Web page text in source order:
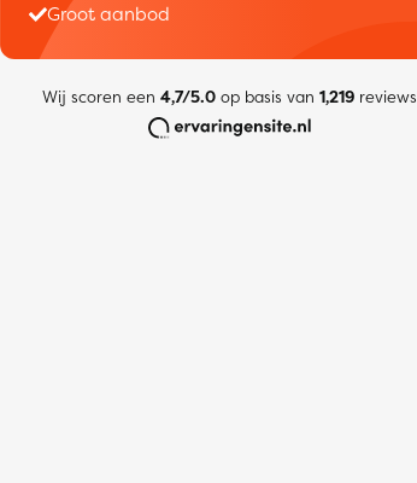
Groot aanbod
Wij scoren een 4,7/5.0op basis van 1,219reviews